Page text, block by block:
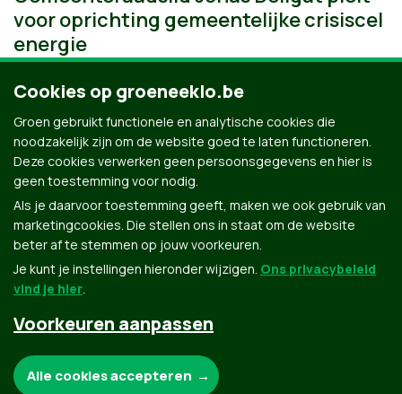
voor oprichting gemeentelijke crisiscel
energie
Groen.be
Cookies op groeneeklo.be
Groen gebruikt functionele en analytische cookies die
noodzakelijk zijn om de website goed te laten functioneren.
Deze cookies verwerken geen persoonsgegevens en hier is
geen toestemming voor nodig.
Als je daarvoor toestemming geeft, maken we ook gebruik van
marketingcookies. Die stellen ons in staat om de website
beter af te stemmen op jouw voorkeuren.
Je kunt je instellingen hieronder wijzigen. Ons privacybeleid
vind je hier.
Voorkeuren aanpassen
Alle cookies accepteren